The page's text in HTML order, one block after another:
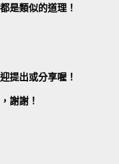
是類似的道理！
提出或分享喔！
謝謝！